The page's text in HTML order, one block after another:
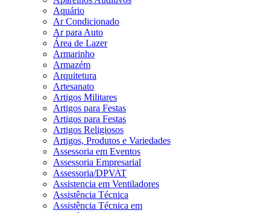
Aquário
Ar Condicionado
Ar para Auto
Área de Lazer
Armarinho
Armazém
Arquitetura
Artesanato
Artigos Militares
Artigos para Festas
Artigos para Festas
Artigos Religiosos
Artigos, Produtos e Variedades
Assessoria em Eventos
Assessoria Empresarial
Assessoria/DPVAT
Assistencia em Ventiladores
Assistência Técnica
Assistência Técnica em